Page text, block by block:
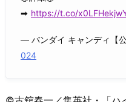
➡ https://t.co/
— バンダイ キャンディ【
024